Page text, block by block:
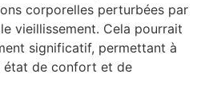
corporelles perturbées par
vieillissement. Cela pourrait
significatif, permettant à
état de confort et de